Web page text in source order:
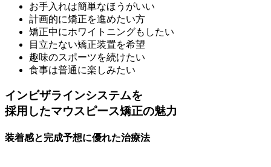
お手入れは簡単なほうがいい
計画的に矯正を進めたい方
矯正中にホワイトニングもしたい
目立たない矯正装置を希望
趣味のスポーツを続けたい
食事は普通に楽しみたい
インビザラインシステムを
採用したマウスピース矯正の魅力
装着感と完成予想に優れた治療法